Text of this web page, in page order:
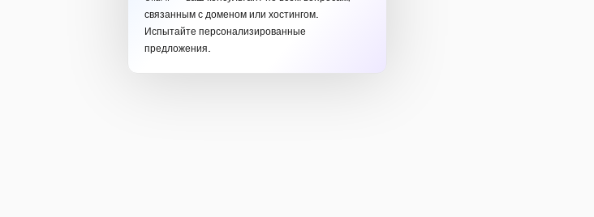
связанным с доменом или хостингом.
Испытайте персонализированные
предложения.